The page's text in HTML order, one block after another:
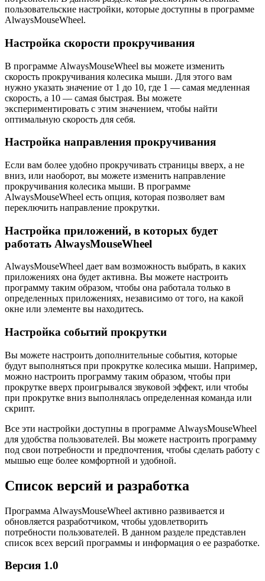
пользовательские настройки, которые доступны в программе
AlwaysMouseWheel.
Настройка скорости прокручивания
В программе AlwaysMouseWheel вы можете изменить
скорость прокручивания колесика мыши. Для этого вам
нужно указать значение от 1 до 10, где 1 — самая медленная
скорость, а 10 — самая быстрая. Вы можете
экспериментировать с этим значением, чтобы найти
оптимальную скорость для себя.
Настройка направления прокручивания
Если вам более удобно прокручивать страницы вверх, а не
вниз, или наоборот, вы можете изменить направление
прокручивания колесика мыши. В программе
AlwaysMouseWheel есть опция, которая позволяет вам
переключить направление прокрутки.
Настройка приложений, в которых будет
работать AlwaysMouseWheel
AlwaysMouseWheel дает вам возможность выбрать, в каких
приложениях она будет активна. Вы можете настроить
программу таким образом, чтобы она работала только в
определенных приложениях, независимо от того, на какой
окне или элементе вы находитесь.
Настройка событий прокрутки
Вы можете настроить дополнительные события, которые
будут выполняться при прокрутке колесика мыши. Например,
можно настроить программу таким образом, чтобы при
прокрутке вверх проигрывался звуковой эффект, или чтобы
при прокрутке вниз выполнялась определенная команда или
скрипт.
Все эти настройки доступны в программе AlwaysMouseWheel
для удобства пользователей. Вы можете настроить программу
под свои потребности и предпочтения, чтобы сделать работу с
мышью еще более комфортной и удобной.
Список версий и разработка
Программа AlwaysMouseWheel активно развивается и
обновляется разработчиком, чтобы удовлетворить
потребности пользователей. В данном разделе представлен
список всех версий программы и информация о ее разработке.
Версия 1.0